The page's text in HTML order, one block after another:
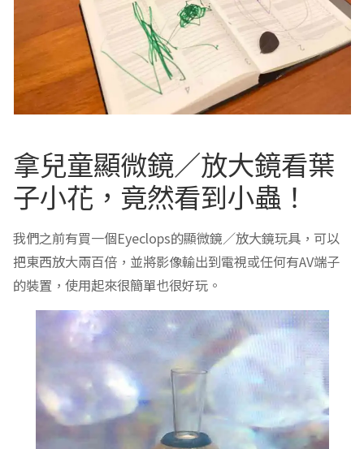
拿兒童顯微鏡／放大鏡看葉
子小花，竟然看到小蟲！
我們之前有買一個Eyeclops的顯微鏡／放大鏡玩具，可以
把東西放大兩百倍，並將影像輸出到電視或任何有AV端子
的裝置，使用起來很簡單也很好玩。